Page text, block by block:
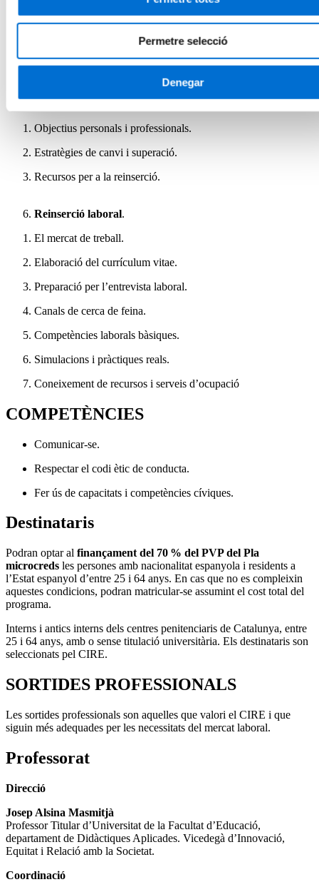
Permetre selecció
Denegar
Valors socials i convivència.
Justícia restaurativa.
Objectius personals i professionals.
Estratègies de canvi i superació.
Recursos per a la reinserció.
Reinserció laboral.
El mercat de treball.
Elaboració del currículum vitae.
Preparació per l’entrevista laboral.
Canals de cerca de feina.
Competències laborals bàsiques.
Simulacions i pràctiques reals.
Coneixement de recursos i serveis d’ocupació
COMPETÈNCIES
Comunicar-se.
Respectar el codi ètic de conducta.
Fer ús de capacitats i competències cíviques.
Destinataris
Podran optar al finançament del 70 % del PVP del Pla
microcreds les persones amb nacionalitat espanyola i residents a
l’Estat espanyol d’entre 25 i 64 anys. En cas que no es compleixin
aquestes condicions, podran matricular-se assumint el cost total del
programa.
Interns i antics interns dels centres penitenciaris de Catalunya, entre
25 i 64 anys, amb o sense titulació universitària. Els destinataris son
seleccionats pel CIRE.
SORTIDES PROFESSIONALS
Les sortides professionals son aquelles que valori el CIRE i que
siguin més adequades per les necessitats del mercat laboral.
Professorat
Direcció
Josep Alsina Masmitjà
Professor Titular d’Universitat de la Facultat d’Educació,
departament de Didàctiques Aplicades. Vicedegà d’Innovació,
Equitat i Relació amb la Societat.
Coordinació